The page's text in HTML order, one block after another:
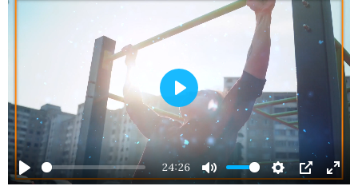
PLAY
24:26
MUTE SETTINGS
PIP
PLAY